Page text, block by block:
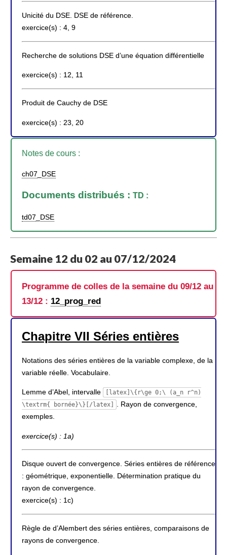
Unicité du DSE. DSE de référence.
exercice(s) : 4, 9
Recherche de solutions DSE d’une équation différentielle
exercice(s) : 12, 11
Produit de Cauchy de DSE
exercice(s) : 23, 20
Notes de cours :
ch07_DSE
Documents distribués : TD :
td07_DSE
Semaine 12 du 02 au 07/12/2024
Programme de colles de la semaine du 09/12 au
13/12 : 12_prog_red
Chapitre VII Séries entières
Notations des séries entières de la variable complexe, de la
variable réelle. Vocabulaire.
Lemme d’Abel, intervalle
[latex]\{r\ge 0;\ (a_n r^n)
\textrm{ bornée}\}[/latex]
. Rayon de convergence,
exemples.
exercice(s) : 1a)
Disque ouvert de convergence. Séries entières de référence
: géométrique, exponentielle. Détermination pratique du
rayon de convergence.
exercice(s) : 1c)
Règle de d’Alembert des séries entières, comparaisons de
rayons de convergence.